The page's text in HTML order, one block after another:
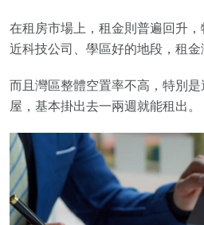
在租房市場上，租金則普遍回升
近科技公司、學區好的地段，租金
而且灣區整體空置率不高，特別
屋，基本掛出去一兩週就能租出。